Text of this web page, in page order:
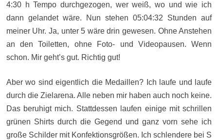
4:30 h Tempo durchgezogen, wer weiß, wo und wie ich
dann gelandet wäre. Nun stehen 05:04:32 Stunden auf
meiner Uhr. Ja, unter 5 wäre drin gewesen. Ohne Anstehen
an den Toiletten, ohne Foto- und Videopausen. Wenn
schon. Mir geht’s gut. Richtig gut!
Aber wo sind eigentlich die Medaillen? Ich laufe und laufe
durch die Zielarena. Alle neben mir haben auch noch keine.
Das beruhigt mich. Stattdessen laufen einige mit schrillen
grünen Shirts durch die Gegend und ganz vorn sehe ich
große Schilder mit Konfektionsgrößen. Ich schlendere bei S